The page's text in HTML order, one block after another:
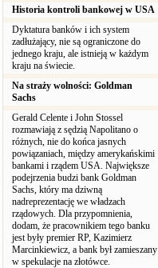
Historia kontroli bankowej w USA
Dyktatura banków i ich system
zadłużający, nie są ograniczone do
jednego kraju, ale istnieją w każdym
kraju na świecie.
Na straży wolności: Goldman
Sachs
Gerald Celente i John Stossel
rozmawiają z sędzią Napolitano o
różnych, nie do końca jasnych
powiązaniach, między amerykańskimi
bankami i rządem USA. Największe
podejrzenia budzi bank Goldman
Sachs, który ma dziwną
nadreprezentację we władzach
rządowych. Dla przypomnienia,
dodam, że pracownikiem tego banku
jest były premier RP, Kazimierz
Marcinkiewicz, a bank był zamieszany
w spekulacje na złotówce.